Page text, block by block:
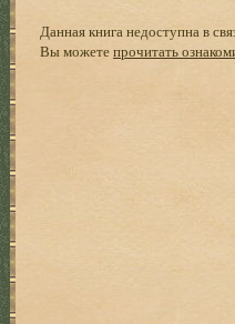
Данная книга недоступна в
Вы можетепрочитать